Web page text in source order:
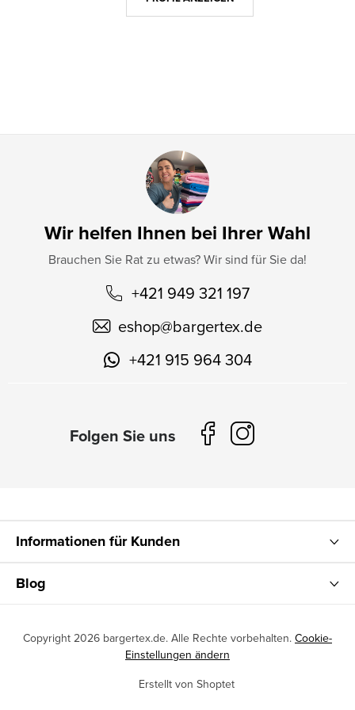
Wir helfen Ihnen bei Ihrer Wahl
Brauchen Sie Rat zu etwas? Wir sind für Sie da!
+421 949 321 197
eshop@bargertex.de
+421 915 964 304
Informationen für Kunden
Blog
Erstellt von Shoptet
Copyright 2026 bargertex.de. Alle Rechte vorbehalten. Cookie-
Einstellungen ändern